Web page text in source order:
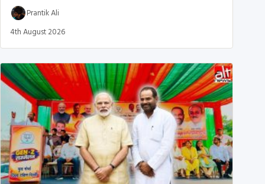
Prantik Ali
4th August 2026